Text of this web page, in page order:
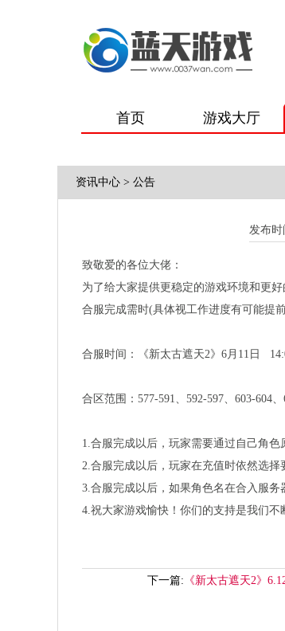
首页 游戏大厅
资讯中心 > 公告
发布时
致敬爱的各位大佬：
为了给大家提供更稳定的游戏环境和更
合服完成需时(具体视工作进度有可能提
合服时间：《新太古遮天2》6月11日
合区范围：577-591、592-597、603-604、
1.合服完成以后，玩家需要通过自己角色
2.合服完成以后，玩家在充值时依然选择
3.合服完成以后，如果角色名在合入服
4.祝大家游戏愉快！你们的支持是我们不
下一篇: 《新太古遮天2》